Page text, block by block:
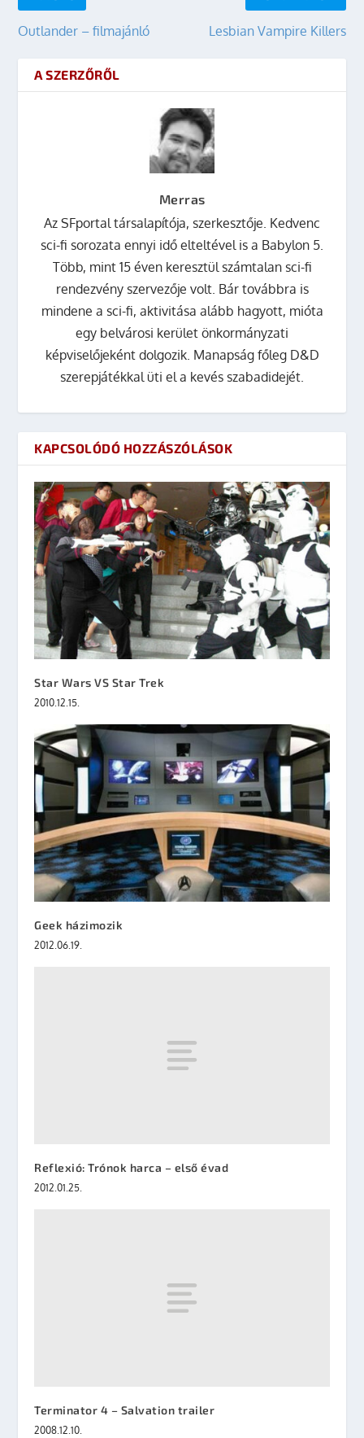
Outlander – filmajánló Lesbian Vampire Killers
A SZERZŐRŐL
Merras
Az SFportal társalapítója, szerkesztője. Kedvenc
sci-fi sorozata ennyi idő elteltével is a Babylon 5.
Több, mint 15 éven keresztül számtalan sci-fi
rendezvény szervezője volt. Bár továbbra is
mindene a sci-fi, aktivitása alább hagyott, mióta
egy belvárosi kerület önkormányzati
képviselőjeként dolgozik. Manapság főleg D&D
szerepjátékkal üti el a kevés szabadidejét.
KAPCSOLÓDÓ HOZZÁSZÓLÁSOK
Star Wars VS Star Trek
2010.12.15.
Geek házimozik
2012.06.19.
Reflexió: Trónok harca – első évad
2012.01.25.
Terminator 4 – Salvation trailer
2008.12.10.